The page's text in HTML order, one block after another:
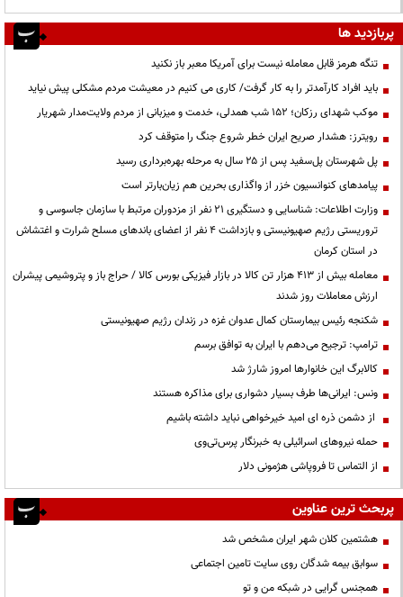
پربازدید ها
تنگه هرمز قابل معامله نیست برای آمریکا معبر باز نکنید
باید افراد کارآمدتر را به کار گرفت/ کاری می کنیم در معیشت مردم مشکلی پیش نیاید
موکب شهدای رزکان؛ ۱۵۲ شب همدلی، خدمت و میزبانی از مردم ولایت‌مدار شهریار
رویترز: هشدار صریح ایران خطر شروع جنگ را متوقف کرد
پل شهرستان پل‌سفید پس از ۲۵ سال به مرحله بهره‌برداری رسید
پیامدهای کنوانسیون خزر از واگذاری بحرین هم زیان‌بارتر است
وزارت اطلاعات: شناسایی و دستگیری ۲۱ نفر از مزدوران مرتبط با سازمان جاسوسی و
تروریستی رژیم صهیونیستی و بازداشت ۴ نفر از اعضای باندهای مسلح شرارت و اغتشاش
در استان کرمان
معامله بیش از ۴۱۳ هزار تن کالا در بازار فیزیکی بورس کالا / حراج باز و پتروشیمی پیشران
ارزش معاملات روز شدند
شکنجه رئیس بیمارستان کمال عدوان غزه در زندان رژیم صهیونیستی
ترامپ: ترجیح می‌دهم با ایران به توافق برسم
کالابرگ این خانوارها امروز شارژ شد
ونس: ایرانی‌ها طرف بسیار دشواری برای مذاکره هستند
از دشمن ذره ای امید خیرخواهی نباید داشته باشیم
حمله نیروهای اسرائیلی به خبرنگار پرس‌تی‌وی
از التماس تا فروپاشی هژمونی دلار
پربحث ترین عناوین
هشتمین کلان شهر ایران مشخص شد
سوابق بیمه شدگان روی سایت تامین اجتماعی
همجنس گرایی در شبکه من و تو